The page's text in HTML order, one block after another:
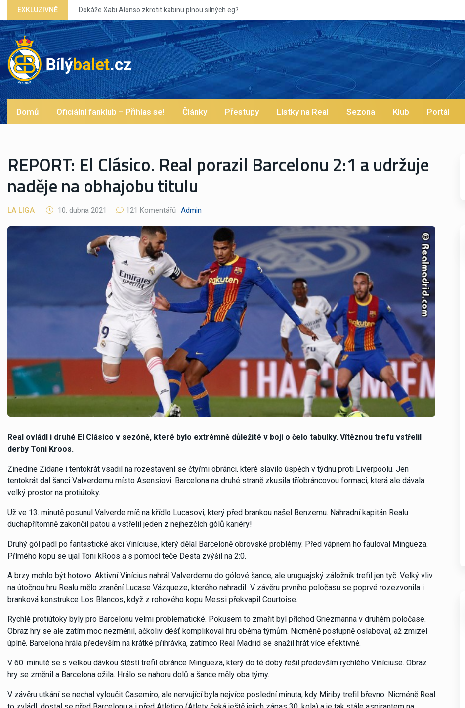
EXKLUZIVNĚ
plnou silných eg? Vypískaný Vinícius! Blíží se jeho
Domů Oficiální fanklub – Přihlas se! Články Přestupy Lístky na Real Sezona Klub Portál
REPORT: El Clásico. Real porazil Barcelonu 2:1 a udržuje
naděje na obhajobu titulu
LA LIGA 10. dubna 2021 121 Komentářů Admin
Real ovládl i druhé El Clásico v sezóně, které bylo extrémně důležité v boji o čelo tabulky. Vítěznou trefu vstřelil
derby Toni Kroos.
Zinedine Zidane i tentokrát vsadil na rozestavení se čtyřmi obránci, které slavilo úspěch v týdnu proti Liverpoolu. Jen
tentokrát dal šanci Valverdemu místo Asensiovi. Barcelona na druhé straně zkusila tříobráncovou formaci, která ale dávala
velký prostor na protiútoky.
Už ve 13. minutě posunul Valverde míč na křídlo Lucasovi, který před brankou našel Benzemu. Náhradní kapitán Realu
duchapřítomně zakončil patou a vstřelil jeden z nejhezčích gólů kariéry!
Druhý gól padl po fantastické akci Viníciuse, který dělal Barceloně obrovské problémy. Před vápnem ho fauloval Mingueza.
Přímého kopu se ujal Toni kRoos a s pomocí teče Desta zvýšil na 2:0.
A brzy mohlo být hotovo. Aktivní Vinícius nahrál Valverdemu do gólové šance, ale uruguajský záložník trefil jen tyč. Velký vliv
na útočnou hru Realu mělo zranění Lucase Vázqueze, kterého nahradil V závěru prvního poločasu se poprvé rozezvonila i
branková konstrukce Los Blancos, když z rohového kopu Messi překvapil Courtoise.
Rychlé protiútoky byly pro Barcelonu velmi problematické. Pokusem to zmařit byl příchod Griezmanna v druhém poločase.
Obraz hry se ale zatím moc nezměnil, ačkoliv déšť komplikoval hru oběma týmům. Nicméně postupně oslaboval, až zmizel
úplně. Barcelona hrála především na krátké přihrávka, zatímco Real Madrid se snažil hrát více efektivně.
V 60. minutě se s velkou dávkou štěstí trefil obránce Mingueza, který do té doby řešil především rychlého Viníciuse. Obraz
hry se změnil a Barcelona ožila. Hrálo se nahoru dolů a šance měly oba týmy.
V závěru utkání se nechal vyloučit Casemiro, ale nervující byla nejvíce poslední minuta, kdy Miriby trefil břevno. Nicméně Real
to zvládl, dostal se před Barcelonu a i před Atlético (Atlety čeká ještě jejich zápas 30. kola) a je tak stále aspirantem na